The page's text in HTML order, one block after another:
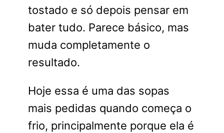
tostado e só depois pensar em
bater tudo. Parece básico, mas
muda completamente o
resultado.
Hoje essa é uma das sopas
mais pedidas quando começa o
frio, principalmente porque ela é